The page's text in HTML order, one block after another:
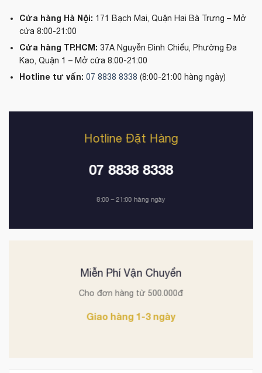
Cửa hàng Hà Nội: 171 Bạch Mai, Quận Hai Bà Trưng – Mở
cửa 8:00-21:00
Cửa hàng TP.HCM: 37A Nguyễn Đình Chiểu, Phường Đa
Kao, Quận 1 – Mở cửa 8:00-21:00
Hotline tư vấn: 07 8838 8338 (8:00-21:00 hàng ngày)
Hotline Đặt Hàng
07 8838 8338
8:00 – 21:00 hàng ngày
Miễn Phí Vận Chuyển
Cho đơn hàng từ 500.000đ
Giao hàng 1-3 ngày